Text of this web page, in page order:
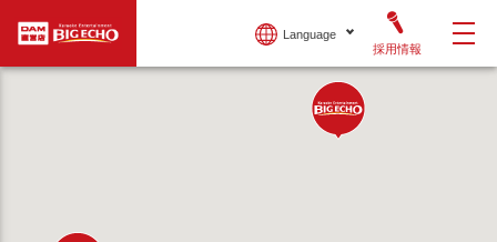
Language
採用情報